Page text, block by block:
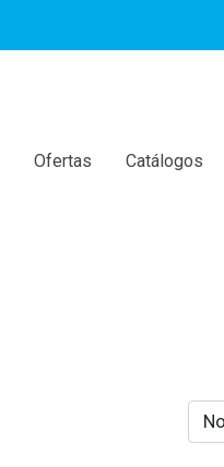
Ofertas Catálogos